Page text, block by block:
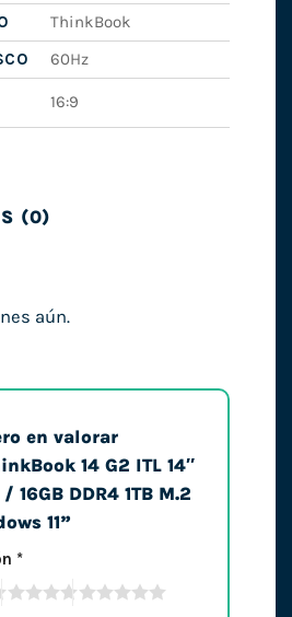
ThinkBook
60Hz
16:9
(0)
aún.
en valorar
14 G2 ITL 14″
16GB DDR4 1TB M.2
11”
*